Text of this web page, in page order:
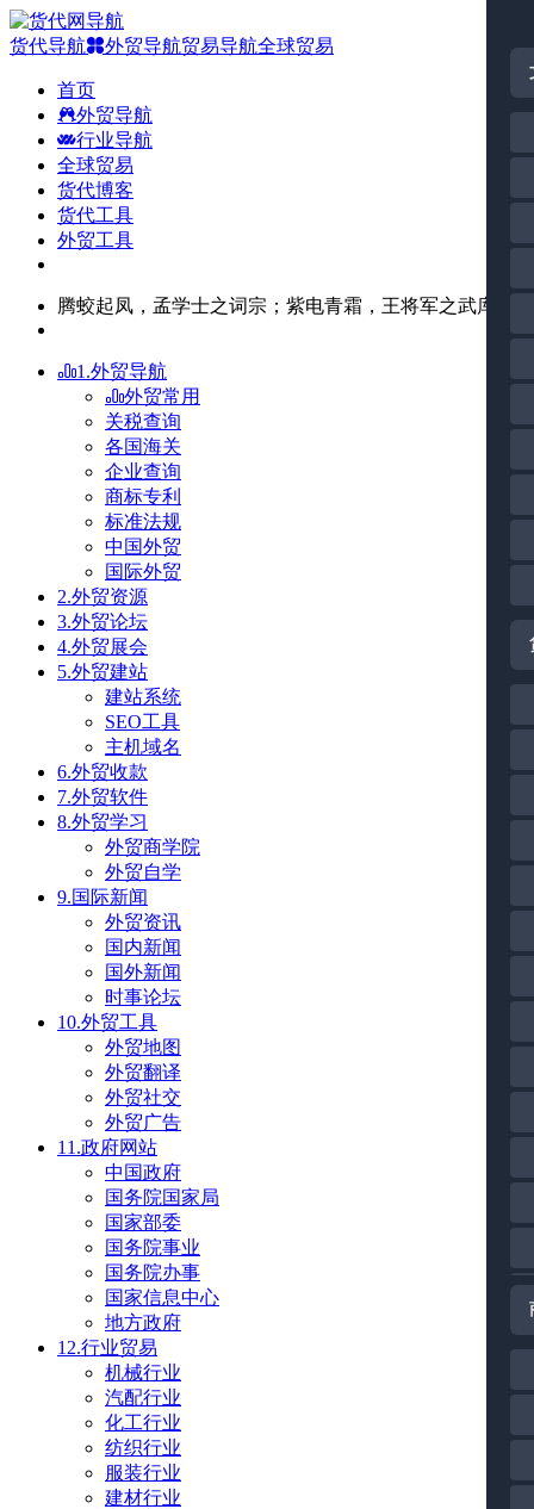
货代导航 外贸导航贸易导航全球贸易
首页
外贸导航
行业导航
全球贸易
货代博客
货代工具
外贸工具
腾蛟起凤，孟学士之词宗；紫电青霜，王将军之武库。
1.外贸导航
外贸常用
关税查询
各国海关
企业查询
商标专利
标准法规
中国外贸
国际外贸
2.外贸资源
3.外贸论坛
4.外贸展会
5.外贸建站
建站系统
SEO工具
主机域名
6.外贸收款
7.外贸软件
8.外贸学习
外贸商学院
外贸自学
9.国际新闻
外贸资讯
国内新闻
国外新闻
时事论坛
10.外贸工具
外贸地图
外贸翻译
外贸社交
外贸广告
11.政府网站
中国政府
国务院国家局
国家部委
国务院事业
国务院办事
国家信息中心
地方政府
12.行业贸易
机械行业
汽配行业
化工行业
纺织行业
服装行业
建材行业